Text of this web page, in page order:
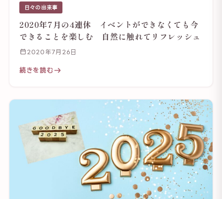
日々の出来事
2020年7月の4連休 イベントができなくても今
できることを楽しむ 自然に触れてリフレッシュ
2020年7月26日
続きを読む